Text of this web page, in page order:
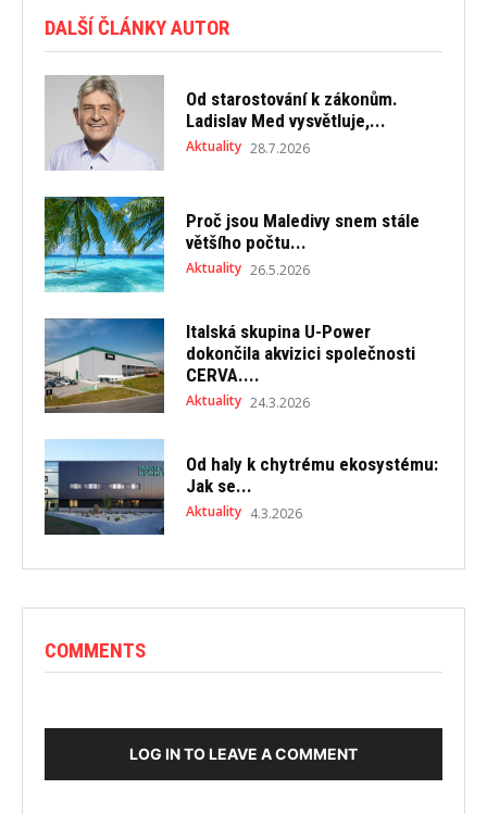
DALŠÍ ČLÁNKY AUTOR
Od starostování k zákonům.
Ladislav Med vysvětluje,...
Aktuality 28.7.2026
Proč jsou Maledivy snem stále
většího počtu...
Aktuality 26.5.2026
Italská skupina U-Power
dokončila akvizici společnosti
CERVA....
Aktuality 24.3.2026
Od haly k chytrému ekosystému:
Jak se...
Aktuality 4.3.2026
COMMENTS
LOG IN TO LEAVE A COMMENT